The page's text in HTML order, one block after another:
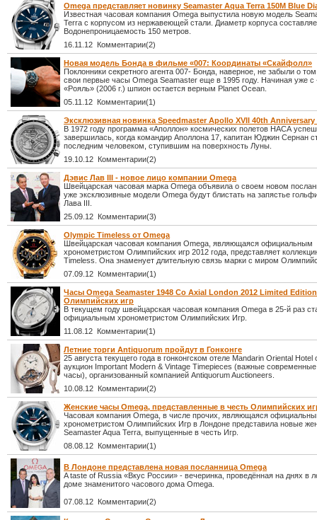
Omega представляет новинку Seamaster Aqua Terra 150M Blue
Известная часовая компания Omega выпустила новую модель
Terra с корпусом из нержавеющей стали. Диаметр корпуса
Водонепроницаемость 150 метров.
16.11.12 Комментарии(2)
Новая модель Бонда в фильме «007: Координаты «Скайфолл»
Поклонники секретного агента 007- Бонда, наверное, не забыли о
свои первые часы Omega Seamaster еще в 1995 году. Начиная уже с
«Рояль» (2006 г.) шпион остается верным Planet Ocean.
05.11.12 Комментарии(1)
Эксклюзивная новинка Speedmaster Apollo XVII 40th Anniversary
В 1972 году программа «Аполлон» космических полетов НАСА
завершилась, когда командир Аполлона 17, капитан Юджин Сернан
последним человеком, ступившим на поверхность Луны.
19.10.12 Комментарии(2)
Дэвис Лав III - новое лицо компании Omega
Швейцарская часовая марка Omega объявила о своем новом
уже эксклюзивные модели Omega будут блистать на запястье
Лава III.
25.09.12 Комментарии(3)
Olympic Timeless от Omega
Швейцарская часовая компания Omega, являющаяся официальным
хронометристом Олимпийских игр 2012 года, представляет
Timeless. Она знаменует длительную связь марки с миром
07.09.12 Комментарии(1)
Часы Omega Seamaster 1948 Co Axial London 2012 Limited Edition
Олимпийских игр
В текущем году швейцарская часовая компания Omega в 25-й раз
официальным хронометристом Олимпийских Игр.
11.08.12 Комментарии(1)
Летние торги Antiquorum пройдут в Гонконге
25 августа текущего года в гонконгском отеле Mandarin Oriental Hotel
аукцион Important Modern & Vintage Timepieces (важные
часы), организованный компанией Antiquorum Auctioneers.
10.08.12 Комментарии(2)
Женские часы Omega, представленные в честь Олимпийских
Часовая компания Omega, в числе прочих, являющаяся
хронометристом Олимпийских Игр в Лондоне представила новые
Seamaster Aqua Terra, выпущенные в честь Игр.
08.08.12 Комментарии(1)
В Лондоне представлена новая посланница Omega
A taste of Russia «Вкус России» - вечеринка, проведённая на днях в
доме знаменитого часового дома Omega.
07.08.12 Комментарии(2)